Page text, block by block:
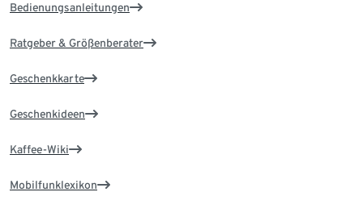
Bedienungsanleitungen
Ratgeber & Größenberater
Geschenkkarte
Geschenkideen
Kaffee-Wiki
Mobilfunklexikon